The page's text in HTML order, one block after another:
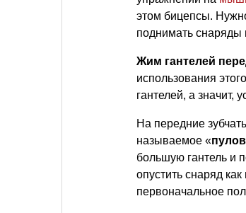
этом бицепсы.
поднимать снаряды
Жим гантелей
использования
гантелей, а значит,
На передние
называемое «
большую гантель и
опустить снаряд
первоначальное